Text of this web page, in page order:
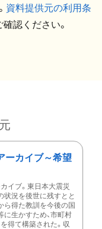
資料提供元の利用条
確認ください。
ーカイブ～希望
イブ。東日本大震災
状況を後世に残すとと
ら得た教訓を今後の国
に生かすため、市町村
得て構築された。収